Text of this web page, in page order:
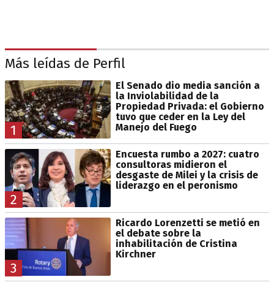
Más leídas de Perfil
1
El Senado dio media sanción a
la Inviolabilidad de la
Propiedad Privada: el Gobierno
tuvo que ceder en la Ley del
Manejo del Fuego
2
Encuesta rumbo a 2027: cuatro
consultoras midieron el
desgaste de Milei y la crisis de
liderazgo en el peronismo
3
Ricardo Lorenzetti se metió en
el debate sobre la
inhabilitación de Cristina
Kirchner